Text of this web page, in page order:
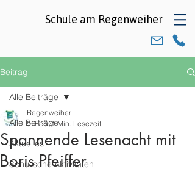
Schule am Regenweiher
Beitrag
Alle Beiträge
Aktuelles
Schulische Aktivitäten
Alle Beiträge
Spannende Lesenacht mit
Boris Pfeiffer
Regenweiher
9. Feb. 1 Min. Lesezeit